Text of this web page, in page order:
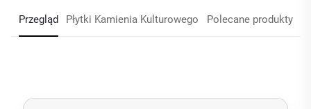
Przegląd Płytki Kamienia Kulturowego Polecane produkty